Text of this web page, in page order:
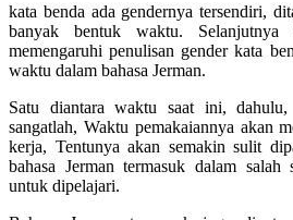
kata benda ada gendernya tersendiri,
banyak bentuk waktu.
memengaruhi penulisan gender kata
waktu dalam bahasa Jerman.
Satu diantara waktu saat ini,
sangatlah, Waktu pemakaiannya akan
kerja, Tentunya akan semakin sulit
bahasa Jerman termasuk dalam
untuk dipelajari.